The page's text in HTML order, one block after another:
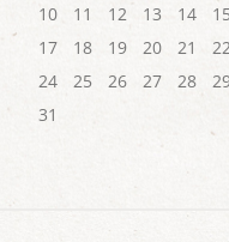
10
11 12 13 14 15
17
18 19 20 21 22
24
25 26 27 28
31